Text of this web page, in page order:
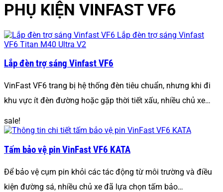
PHỤ KIỆN VINFAST VF6
Lắp đèn trợ sáng Vinfast VF6
VinFast VF6 trang bị hệ thống đèn tiêu chuẩn, nhưng khi đi
khu vực ít đèn đường hoặc gặp thời tiết xấu, nhiều chủ xe…
sale!
Tấm bảo vệ pin VinFast VF6 KATA
Để bảo vệ cụm pin khỏi các tác động từ môi trường và điều
kiện đường sá, nhiều chủ xe đã lựa chọn tấm bảo…